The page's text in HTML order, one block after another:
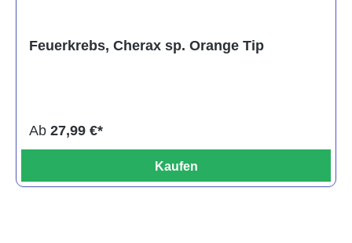
Feuerkrebs, Cherax sp. Orange Tip
Ab 27,99 €*
Kaufen